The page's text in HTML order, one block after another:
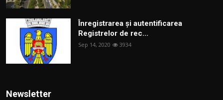
Înregistrarea și autentificarea
Registrelor de rec...
Sep 14, 2020 3934
Newsletter